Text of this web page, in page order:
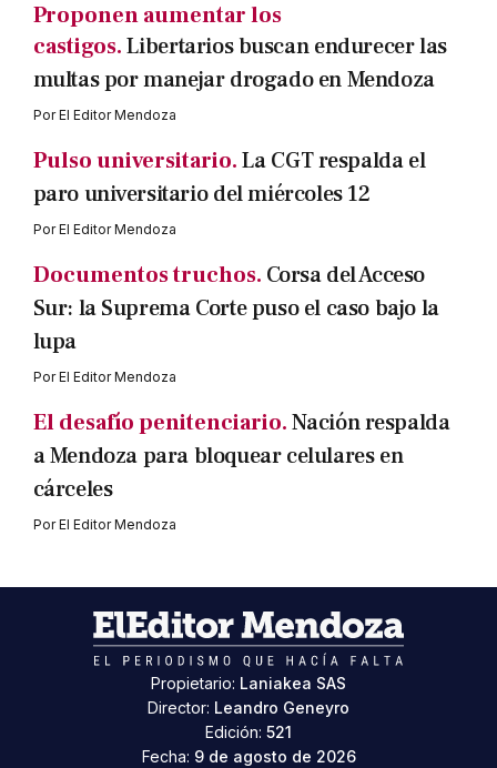
Proponen aumentar los
castigos.Libertarios buscan endurecer las
multas por manejar drogado en Mendoza
PorEl Editor Mendoza
Pulso universitario.La CGT respalda el
paro universitario del miércoles 12
PorEl Editor Mendoza
Documentos truchos. Corsa del Acceso
Sur: la Suprema Corte puso el caso bajo la
lupa
PorEl Editor Mendoza
El desafío penitenciario.Nación respalda
a Mendoza para bloquear celulares en
cárceles
PorEl Editor Mendoza
Propietario: Laniakea SAS
Director: Leandro Geneyro
Edición: 521
Fecha: 9 de agosto de 2026